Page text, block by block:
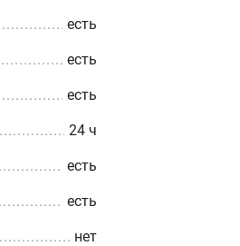
есть
есть
есть
24 ч
есть
есть
нет